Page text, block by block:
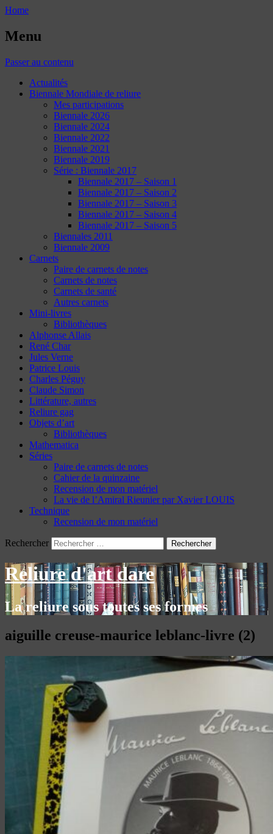
Home
Menu
Passer au contenu
Actualités
Biennale Mondiale de reliure
Mes participations
Biennale 2026
Biennale 2024
Biennale 2022
Biennale 2021
Biennale 2019
Série : Biennale 2017
Biennale 2017 – Saison 1
Biennale 2017 – Saison 2
Biennale 2017 – Saison 3
Biennale 2017 – Saison 4
Biennale 2017 – Saison 5
Biennales 2011
Biennale 2009
Carnets
Paire de carnets de notes
Carnets de notes
Carnets de santé
Autres carnets
Mini-livres
Bibliothèques
Alphonse Allais
René Char
Jules Verne
Patrice Louis
Charles Péguy
Claude Simon
Littérature, autres
Reliure gag
Objets d’art
Bibliothèques
Mathematica
Séries
Paire de carnets de notes
Cahier de la quinzaine
Recension de mon matériel
La vie de l’Amiral Rieunier par Xavier LOUIS
Technique
Recension de mon matériel
Rechercher
Reliure d'art dare
La reliure sous toutes ses formes
aiguille creuse-maurice leblanc-livre (2)